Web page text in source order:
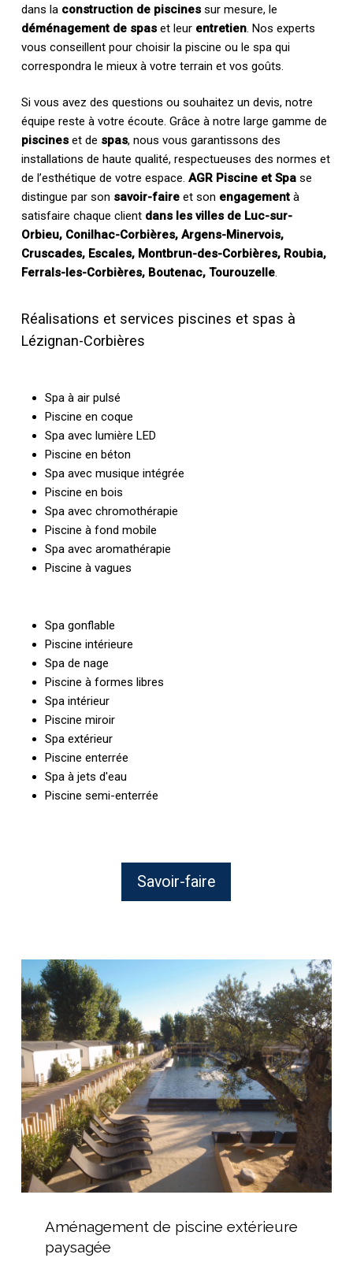
dans la construction de piscinessur mesure, le
déménagement de spaset leur entretien. Nos experts
vous conseillent pour choisir la piscine ou le spa qui
correspondra le mieux à votre terrain et vos goûts.
Si vous avez des questions ou souhaitez un devis, notre
équipe reste à votre écoute. Grâce à notre large gamme de
piscineset de spas, nous vous garantissons des
installations de haute qualité, respectueuses des normes et
de l’esthétique de votre espace. AGR Piscine et Spase
distingue par son savoir-faireet son engagementà
satisfaire chaque client dans les villes de Luc-sur-
Orbieu, Conilhac-Corbières, Argens-Minervois,
Cruscades, Escales, Montbrun-des-Corbières, Roubia,
Ferrals-les-Corbières, Boutenac, Tourouzelle.
Réalisations et services piscines et spas à
Lézignan-Corbières
Spa à air pulsé
Piscine en coque
Spa avec lumière LED
Piscine en béton
Spa avec musique intégrée
Piscine en bois
Spa avec chromothérapie
Piscine à fond mobile
Spa avec aromathérapie
Piscine à vagues
Spa gonflable
Piscine intérieure
Spa de nage
Piscine à formes libres
Spa intérieur
Piscine miroir
Spa extérieur
Piscine enterrée
Spa à jets d'eau
Piscine semi-enterrée
Savoir-faire
Aménagement
de
piscine
extérieure
paysagée
extérieure
Aménagement de piscine extérieure
paysagée